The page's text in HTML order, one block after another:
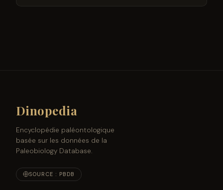
Dinopedia
Encyclopédie paléontologique
basée sur les données de la
Paleobiology Database.
SOURCE : PBDB